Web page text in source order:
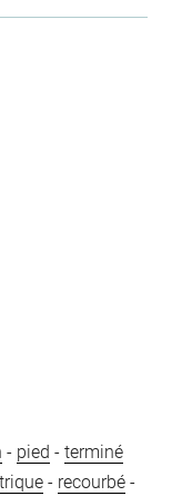
- pied -terminé
- recourbé -